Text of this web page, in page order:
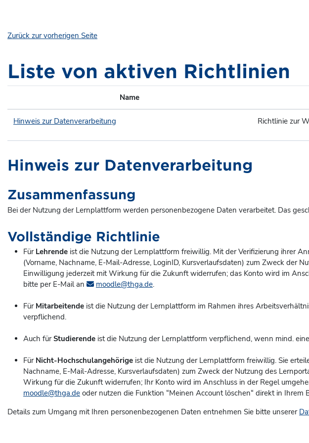
Zurück zur vorherigen Seite
Liste von aktiven Richtlinien
Name
Hinweis zur Datenverarbeitung Richtlinie zur
Hinweis zur Datenverarbeitung
Zusammenfassung
Bei der Nutzung der Lernplattform werden personenbezogene Daten verarbeitet. Das
Vollständige Richtlinie
Für Lehrende ist die Nutzung der Lernplattform freiwillig. Mit der Verifizierung ihrer
(Vorname, Nachname, E-Mail-Adresse, LoginID, Kursverlaufsdaten) zum Zweck der
Einwilligung jederzeit mit Wirkung für die Zukunft widerrufen; das Konto wird im
bitte per E-Mail an
moodle@thga.de.
Für Mitarbeitende ist die Nutzung der Lernplattform im Rahmen ihres
verpflichend.
Auch fürStudierende ist die Nutzung der Lernplattform verpflichend, wenn mind.
Für Nicht-Hochschulangehörige ist die Nutzung der Lernplattform freiwillig. Sie
Nachname, E-Mail-Adresse, Kursverlaufsdaten) zum Zweck der Nutzung des
Wirkung für die Zukunft widerrufen; Ihr Konto wird im Anschluss in der Regel
moodle@thga.de oder nutzen die Funktion “Meinen Account löschen“ direkt in Ihrem
Details zum Umgang mit Ihren personenbezogenen Daten entnehmen Sie bitte unserer